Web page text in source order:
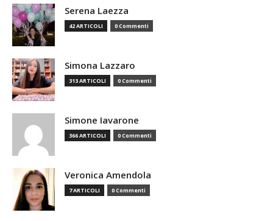
Serena Laezza
42 ARTICOLI 0 Commenti
Simona Lazzaro
313 ARTICOLI 0 Commenti
Simone Iavarone
366 ARTICOLI 0 Commenti
Veronica Amendola
7 ARTICOLI 0 Commenti